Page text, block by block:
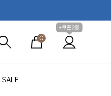
0
+쿠폰2종
SALE